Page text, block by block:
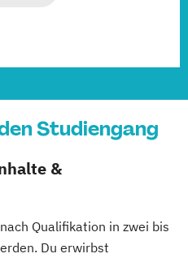
Studiengang
&
Qualifikation in zwei bis
Du erwirbst